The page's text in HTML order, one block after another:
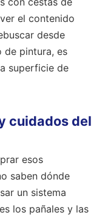
el contenido
desde
de pintura, es
superficie de
cuidados del
esos
saben dónde
un sistema
los pañales y las